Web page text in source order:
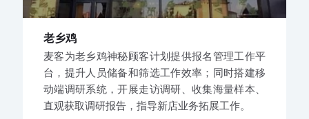
老乡鸡
麦客为老乡鸡神秘顾客计划提供报名管理工作平
台，提升人员储备和筛选工作效率；同时搭建移
动端调研系统，开展走访调研、收集海量样本、
直观获取调研报告，指导新店业务拓展工作。